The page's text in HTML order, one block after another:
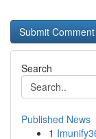
Search
Published News
1